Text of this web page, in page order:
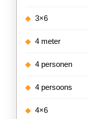
3×6
4 meter
4 personen
4 persoons
4×6